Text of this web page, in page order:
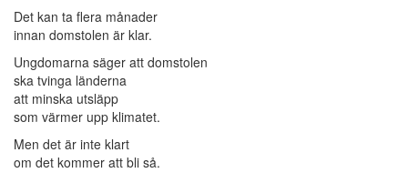
Det kan ta flera månader
innan domstolen är klar.
Ungdomarna säger att domstolen
ska tvinga länderna
att minska utsläpp
som värmer upp klimatet.
Men det är inte klart
om det kommer att bli så.